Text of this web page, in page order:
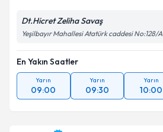
Dt.Hicret Zeliha Savaş
Yeşilbayır Mahallesi Atatürk caddesi No:128/A
En Yakın Saatler
Yarın
09:00
Yarın
09:30
Yarın
10:00